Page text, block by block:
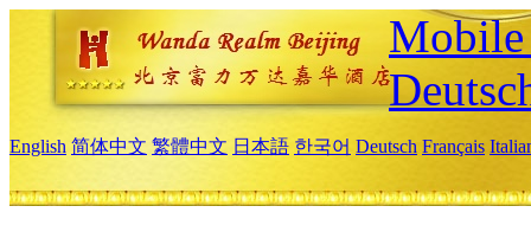
English 简体中文 繁體中文 日本語 한국어 Deutsch Français